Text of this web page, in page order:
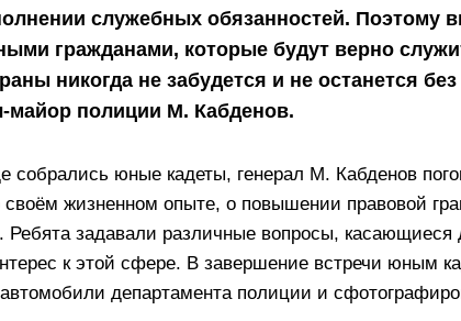
служебных обязанностей. Поэтому
гражданами, которые будут верно
никогда не забудется и не останется
майор полиции М. Кабденов.
собрались юные кадеты, генерал М. Кабденов
своём жизненном опыте, о повышении правовой
Ребята задавали различные вопросы, касающиеся
к этой сфере. В завершение встречи юным
департамента полиции и